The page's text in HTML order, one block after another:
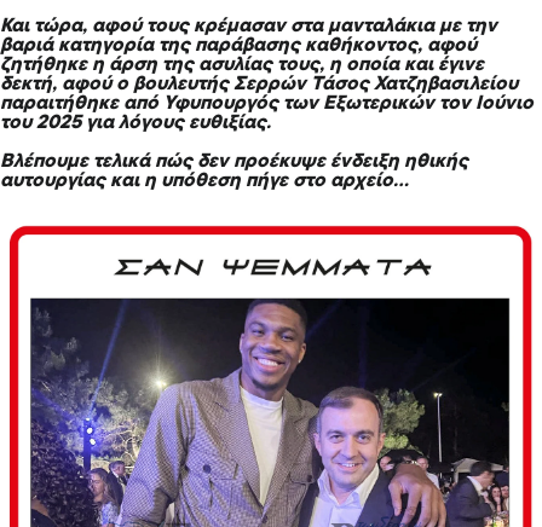
Και τώρα, αφού τους κρέμασαν στα μανταλάκια με την
βαριά κατηγορία της παράβασης καθήκοντος, αφού
ζητήθηκε η άρση της ασυλίας τους, η οποία και έγινε
δεκτή, αφού ο βουλευτής Σερρών Τάσος Χατζηβασιλείου
παραιτήθηκε από Υφυπουργός των Εξωτερικών τον Ιούνιο
του 2025 για λόγους ευθιξίας.
Βλέπουμε τελικά πώς δεν προέκυψε ένδειξη ηθικής
αυτουργίας και η υπόθεση πήγε στο αρχείο...